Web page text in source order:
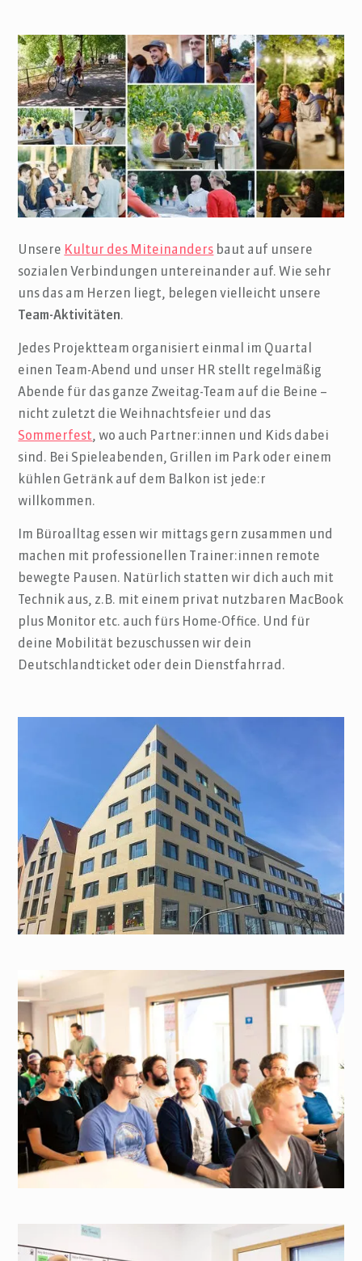
Unsere Kultur des Miteinanders baut auf unsere
sozialen Verbindungen untereinander auf. Wie sehr
uns das am Herzen liegt, belegen vielleicht unsere
Team-Aktivitäten.
Jedes Projektteam organisiert einmal im Quartal
einen Team-Abend und unser HR stellt regelmäßig
Abende für das ganze Zweitag-Team auf die Beine –
nicht zuletzt die Weihnachtsfeier und das
Sommerfest, wo auch Partner:innen und Kids dabei
sind. Bei Spieleabenden, Grillen im Park oder einem
kühlen Getränk auf dem Balkon ist jede:r
willkommen.
Im Büroalltag essen wir mittags gern zusammen und
machen mit professionellen Trainer:innen remote
bewegte Pausen. Natürlich statten wir dich auch mit
Technik aus, z.B. mit einem privat nutzbaren MacBook
plus Monitor etc. auch fürs Home-Office. Und für
deine Mobilität bezuschussen wir dein
Deutschlandticket oder dein Dienstfahrrad.